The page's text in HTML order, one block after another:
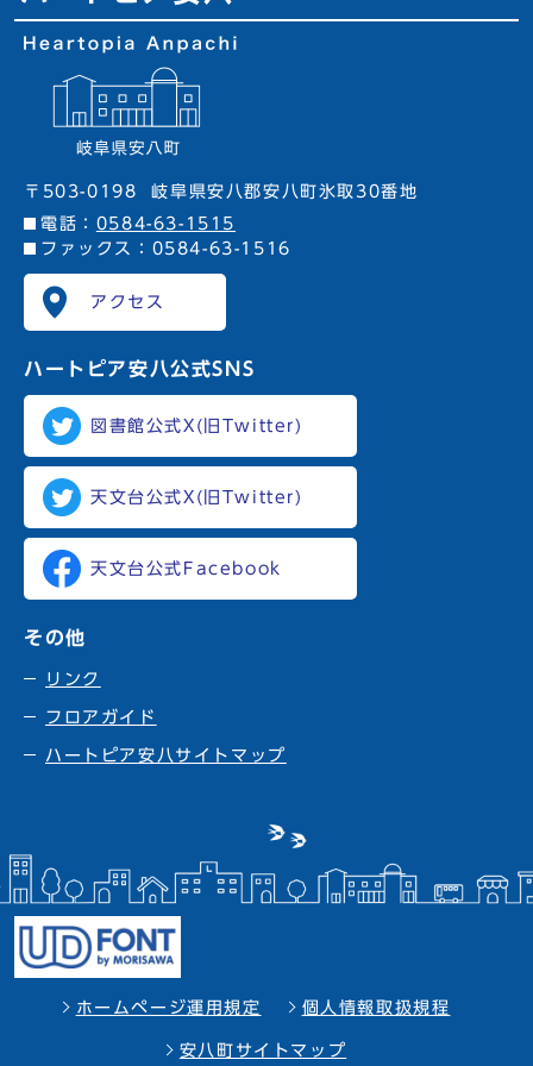
〒503-0198
岐阜県安八郡安八町氷取30番地
電話： 0584-63-1515
ファックス：0584-63-1516
アクセス
ハートピア安八公式SNS
図書館公式X(旧Twitter)
天文台公式X(旧Twitter)
天文台公式Facebook
その他
リンク
フロアガイド
ハートピア安八サイトマップ
ホームページ運用規定 個人情報取扱規程
安八町サイトマップ